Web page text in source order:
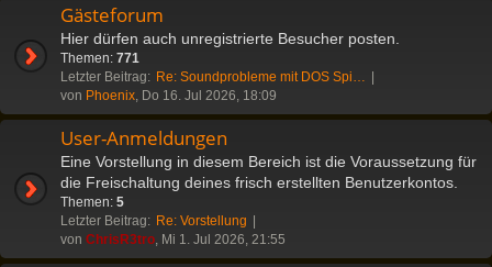
Gästeforum
Hier dürfen auch unregistrierte Besucher posten.
Themen: 771
Letzter Beitrag: Re: Soundprobleme mit DOS Spi…
von Phoenix, Do 16. Jul 2026, 18:09
User-Anmeldungen
Eine Vorstellung in diesem Bereich ist die Voraussetzung für
die Freischaltung deines frisch erstellten Benutzerkontos.
Themen: 5
Letzter Beitrag: Re: Vorstellung
von ChrisR3tro, Mi 1. Jul 2026, 21:55